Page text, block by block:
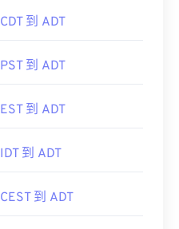
CDT 到 ADT
PST 到 ADT
EST 到 ADT
IDT 到 ADT
CEST 到 ADT